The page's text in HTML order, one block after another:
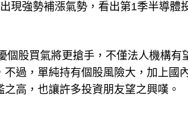
現強勢補漲氣勢，看出第1季半導體
個股買氣將更搶手，不僅法人機構有
過，單純持有個股風險大，加上國
高，也讓許多投資朋友望之興嘆。